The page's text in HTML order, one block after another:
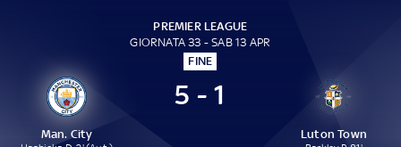
PREMIER LEAGUE
GIORNATA 33 - SAB 13 APR
FINE
Man. City
5 - 1
Luton Town